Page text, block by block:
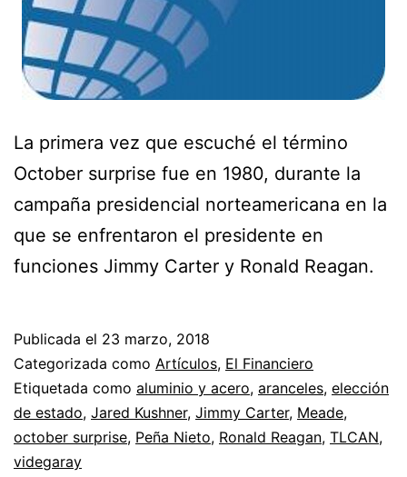
La primera vez que escuché el término
October surprise fue en 1980, durante la
campaña presidencial norteamericana en la
que se enfrentaron el presidente en
funciones Jimmy Carter y Ronald Reagan.
Publicada el 23 marzo, 2018
Categorizada como Artículos, El Financiero
Etiquetada como aluminio y acero, aranceles, elección
de estado, Jared Kushner, Jimmy Carter, Meade,
october surprise, Peña Nieto, Ronald Reagan, TLCAN,
videgaray